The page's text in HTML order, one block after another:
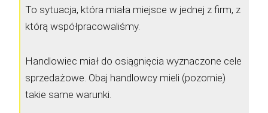
To sytuacja, która miała miejsce w jednej z firm, z
którą współpracowaliśmy.
Handlowiec miał do osiągnięcia wyznaczone cele
sprzedażowe. Obaj handlowcy mieli (pozornie)
takie same warunki.